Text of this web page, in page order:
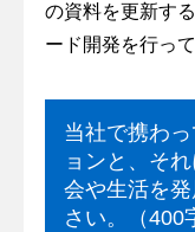
の資料を更新す
ード開発を行って
当社で携わ
ョンと、そ
会や生活を
さい。（400